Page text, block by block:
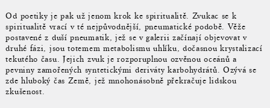
Od poetiky je pak už jenom krok ke spiritualitě. Zvukac se k
spiritualitě vrací v té nejpůvodnější, pneumatické podobě. Věže
postavené z duší pneumatik, jež se v galerii začínají objevovat v
druhé fázi, jsou totemem metabolismu uhlíku, dočasnou krystalizací
tekutého času. Jejich zvuk je rozporuplnou ozvěnou oceánů a
pevniny zamořených syntetickými deriváty karbohydrátů. Ozývá se
zde hluboký čas Země, jež mnohonásobně překračuje lidskou
zkušenost.